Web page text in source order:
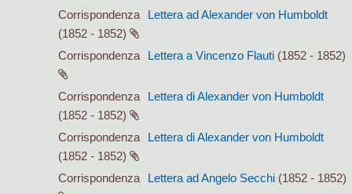
Corrispondenza
Lettera ad Alexander von Humboldt
(1852 - 1852)
Corrispondenza
Lettera a Vincenzo Flauti (1852 - 1852)
Corrispondenza
Lettera di Alexander von Humboldt
(1852 - 1852)
Corrispondenza
Lettera di Alexander von Humboldt
(1852 - 1852)
Corrispondenza
Lettera ad Angelo Secchi (1852 - 1852)